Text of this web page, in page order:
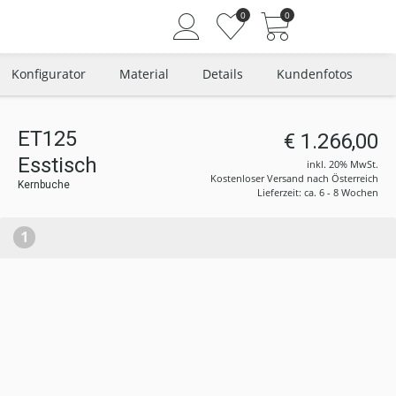
Neuer Kunde? Jetzt registrieren
0 0
Konfigurator Material Details Kundenfotos
ET125
Esstisch
Kernbuche
€ 1.266,00
inkl. 20% MwSt.
Kostenloser Versand nach Österreich
Lieferzeit: ca. 6 - 8 Wochen
1